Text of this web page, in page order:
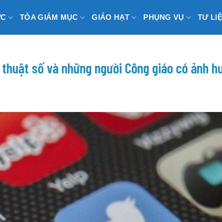
TÒA GIÁM MỤC GIÁO HẠT PHỤNG VỤ TƯ
số và những người Công giáo có ảnh